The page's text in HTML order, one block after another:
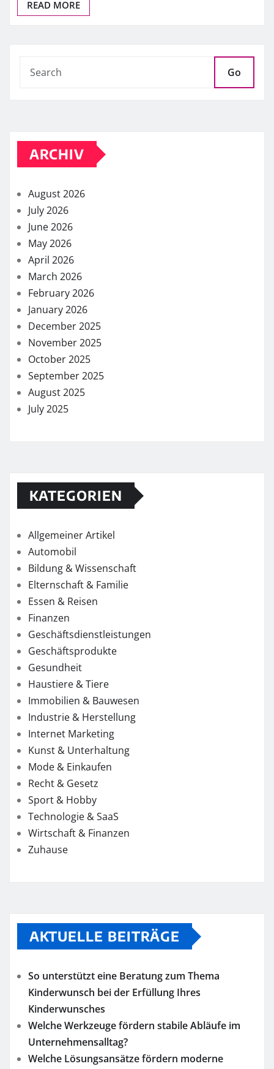
READ MORE
Go
ARCHIV
August 2026
July 2026
June 2026
May 2026
April 2026
March 2026
February 2026
January 2026
December 2025
November 2025
October 2025
September 2025
August 2025
July 2025
KATEGORIEN
Allgemeiner Artikel
Automobil
Bildung & Wissenschaft
Elternschaft & Familie
Essen & Reisen
Finanzen
Geschäftsdienstleistungen
Geschäftsprodukte
Gesundheit
Haustiere & Tiere
Immobilien & Bauwesen
Industrie & Herstellung
Internet Marketing
Kunst & Unterhaltung
Mode & Einkaufen
Recht & Gesetz
Sport & Hobby
Technologie & SaaS
Wirtschaft & Finanzen
Zuhause
AKTUELLE BEITRÄGE
So unterstützt eine Beratung zum Thema
Kinderwunsch bei der Erfüllung Ihres
Kinderwunsches
Welche Werkzeuge fördern stabile Abläufe im
Unternehmensalltag?
Welche Lösungsansätze fördern moderne